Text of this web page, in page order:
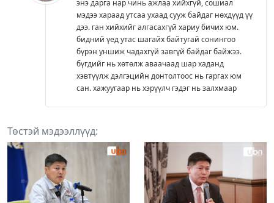
энэ дарга нар чинь ажлаа хийхгүй, сошиал
мэдээ хараад утсаа ухаад сууж байдаг нөхдүүд үү
дээ. ган хийхийг алгасахгүй хариу бичих юм.
бидний үед утас шагайх байтугай сонингоо
бүрэн уншиж чадахгүй завгүй байдаг байжээ.
бүгдийг нь хөтөлж аваачаад шар хаданд
хэвтүүлж дэлгэцийн донтолтоос нь гаргах юм
сан. хажуугаар нь хэрүүлч гэдэг нь залхмаар
Төстэй мэдээллүүд: